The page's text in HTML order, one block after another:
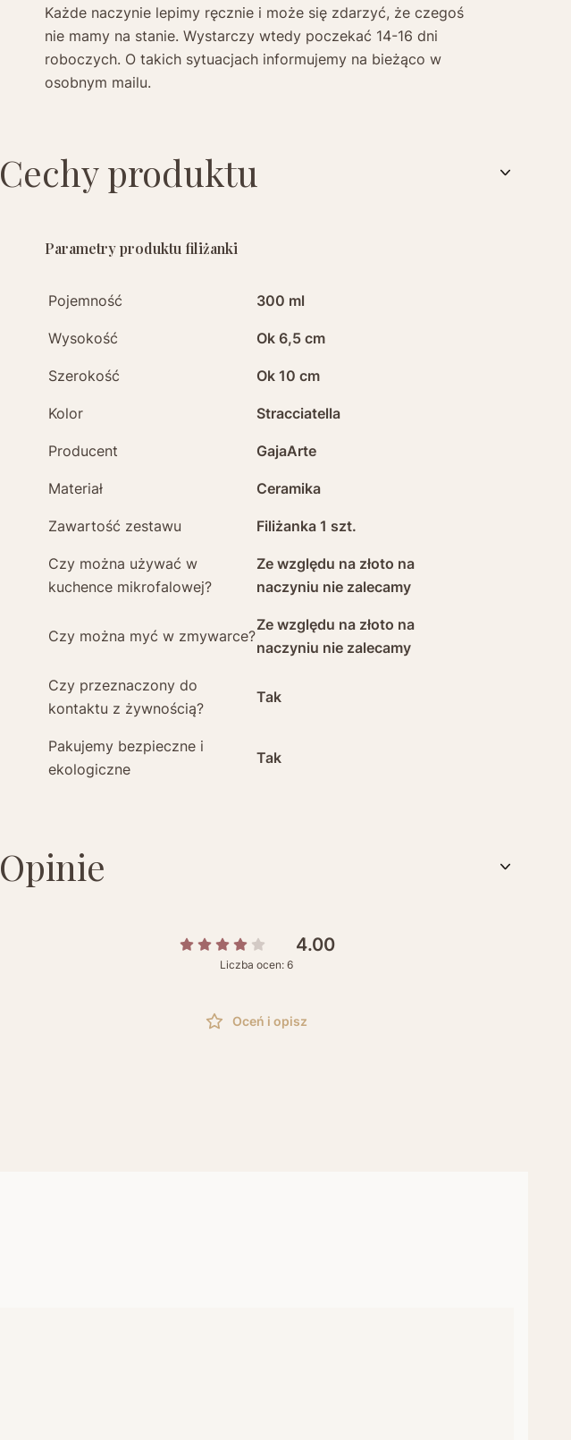
Każde naczynie lepimy ręcznie i może się zdarzyć, że czegoś
nie mamy na stanie. Wystarczy wtedy poczekać 14-16 dni
roboczych. O takich sytuacjach informujemy na bieżąco w
osobnym mailu.
Cechy produktu
Parametry produktu filiżanki
Pojemność 300 ml
Wysokość Ok 6,5 cm
Szerokość Ok 10 cm
Kolor Stracciatella
Producent GajaArte
Materiał Ceramika
Zawartość zestawu Filiżanka 1 szt.
Czy można używać w
kuchence mikrofalowej?
Ze względu na złoto na
naczyniu nie zalecamy
Czy można myć w zmywarce?
Ze względu na złoto na
naczyniu nie zalecamy
Czy przeznaczony do
kontaktu z żywnością?
Tak
Pakujemy bezpieczne i
ekologiczne
Tak
Opinie
4.00
Liczba ocen: 6
Oceń i opisz